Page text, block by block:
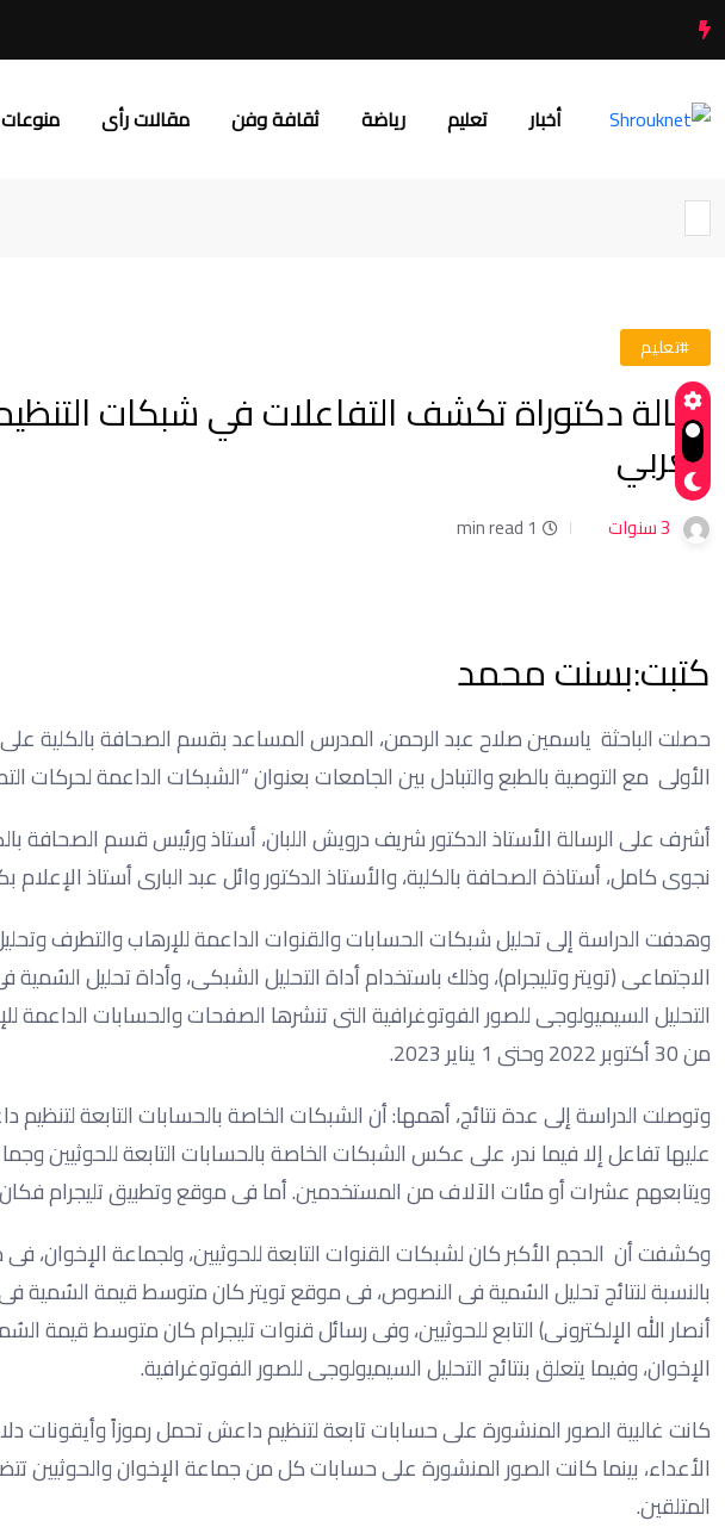
أخبار تعليم رياضة ثقافة وفن مقالات رأى منوعات
#تعليم
رسالة دكتوراة تكشف التفاعلات في شبكات
العربي
3 سنوات 1 min read
كتبت:بسنت محمد
حصلت الباحثة ياسمين صلاح عبد الرحمن، المدرس المساعد بقسم الصحافة بالكلية على
الأولى مع التوصية بالطبع والتبادل بين الجامعات بعنوان “الشبكات الداعمة لحركات
أشرف على الرسالة الأستاذ الدكتور شريف درويش اللبان، أستاذ ورئيس قسم الصحافة
نجوى كامل، أستاذة الصحافة بالكلية، والأستاذ الدكتور وائل عبد البارى أستاذ
وهدفت الدراسة إلى تحليل شبكات الحسابات والقنوات الداعمة للإرهاب والتطرف
التحليل السيميولوجى للصور الفوتوغرافية التى تنشرها الصفحات والحسابات الداعمة
من 30 أكتوبر 2022 وحتى 1 يناير 2023.
وتوصلت الدراسة إلى عدة نتائج، أهمها: أن الشبكات الخاصة بالحسابات التابعة
عليها تفاعل إلا فيما ندر، على عكس الشبكات الخاصة بالحسابات التابعة للحوثيين
ويتابعهم عشرات أو مئات الآلاف من المستخدمين. أما فى موقع وتطبيق تليجرام
وكشفت أن الحجم الأكبر كان لشبكات القنوات التابعة للحوثيين، ولجماعة الإخوان،
بالنسبة لنتائج تحليل السُمية فى النصوص، فى موقع تويتر كان متوسط قيمة
أنصار الله الإلكترونى) التابع للحوثيين، وفى رسائل قنوات تليجرام كان متوسط قيمة
الإخوان، وفيما يتعلق بنتائج التحليل السيميولوجى للصور الفوتوغرافية.
كانت غالبية الصور المنشورة على حسابات تابعة لتنظيم داعش تحمل رموزاً وأيقونات
الأعداء، بينما كانت الصور المنشورة على حسابات كل من جماعة الإخوان
المتلقين.